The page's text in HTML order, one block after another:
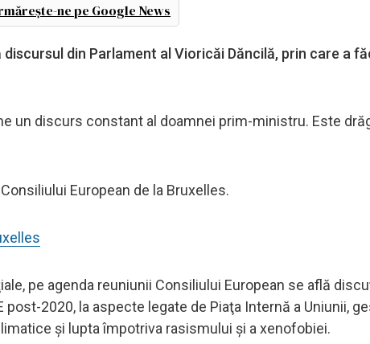
ne pe Google News
din Parlament al Vioricăi Dăncilă, prin care a
un discurs constant al doamnei prim-ministru. Este
European de la Bruxelles.
pe agenda reuniunii Consiliului European se află
2020, la aspecte legate de Piaţa Internă a Uniunii,
şi lupta împotriva rasismului şi a xenofobiei.